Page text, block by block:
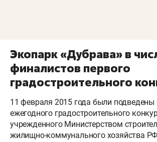
Экопарк «Дубрава» в
финалистов первого
градостроительного
11 февраля 2015 года были подведены
ежегодного градостроительного
учрежденного Министерством
жилищно-коммунального хозяйства РФ